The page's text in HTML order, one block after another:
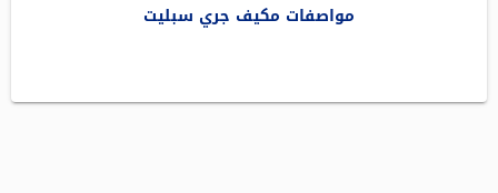
مواصفات مكيف جري سبليت